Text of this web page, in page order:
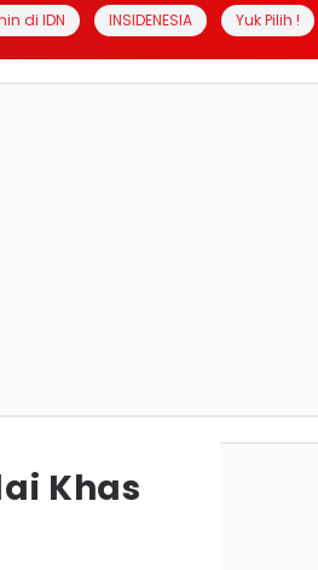
di IDN INSIDENESIA Yuk Pilih !
Khas